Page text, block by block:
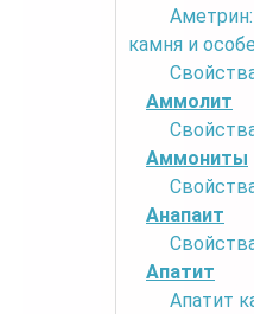
камня и
Аммолит
Аммониты
Анапаит
Апатит
Апатит